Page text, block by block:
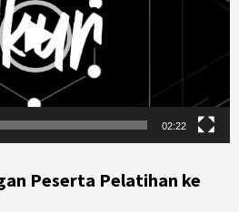
02:22
Peserta Pelatihan ke